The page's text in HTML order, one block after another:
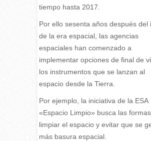
tiempo hasta 2017.
Por ello sesenta años después del
de la era espacial, las agencias
espaciales han comenzado a
implementar opciones de final de
los instrumentos que se lanzan al
espacio desde la Tierra.
Por ejemplo, la iniciativa de la ESA
«Espacio Limpio» busca las
limpiar el espacio y evitar que se
más basura espacial.